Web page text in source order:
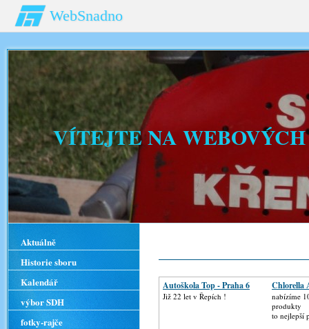
WebSnadno
VÍTEJTE NA
Autoškola Top - Praha 6
Již 22 let v Řepích !
Chlorella
nabízíme
produkty
to nejlepší
Aktuálně
Historie sboru
Kalendář
výbor SDH
fotky-rajče